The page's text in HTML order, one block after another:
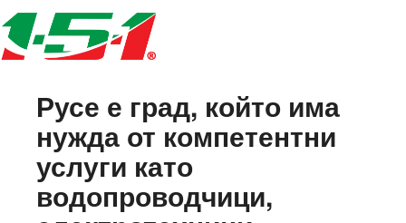
Русе е град, който има
нужда от компетентни
услуги като
водопроводчици,